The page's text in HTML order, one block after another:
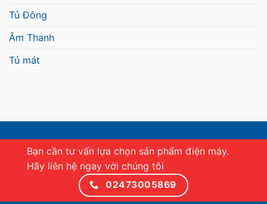
Tủ Đông
Âm Thanh
Tủ mát
Bạn cần tư vấn lựa chọn sản phẩm điện máy.
Hãy liên hệ ngay với chúng tôi
02473005869